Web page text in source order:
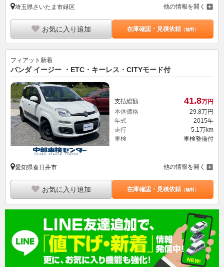
埼玉県さいたま市緑区 他の情報を開く
お気に入り追加 在庫確認・見積依頼（無料）
フィアット 新着
パンダ イージー ・ETC・キーレス・CITYモード付
支払総額 41.8万円
本体価格
29. 8万円
年式
2015年
走行
5.1万km
車検
車検整備付
愛知県春日井市 他の情報を開く
お気に入り追加 在庫確認・見積依頼（無料）